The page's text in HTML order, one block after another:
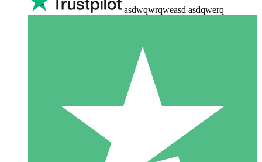
asdwqwrqweasd asdqwerq